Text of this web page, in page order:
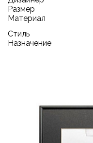
Размер
Материал
Стиль
Назначение